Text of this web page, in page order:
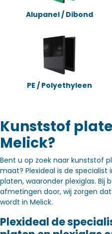
Alupanel / Dibond
PE / Polyethyleen
Kunststof
Melick?
Bent u op zoek naar kunststof
maat? Plexideal is de
platen, waaronder plexiglas. Bij
afmetingen door, wij zorgen
wordt in Melick.
Plexideal de